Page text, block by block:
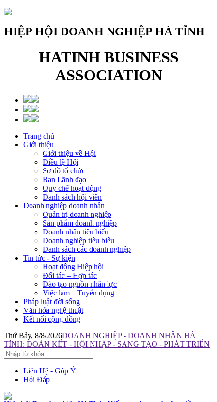
HIỆP HỘI DOANH NGHIỆP HÀ TĨNH
HATINH BUSINESS
ASSOCIATION
Trang chủ
Giới thiệu
Giới thiệu về Hội
Điều lệ Hội
Sơ đồ tổ chức
Ban Lãnh đạo
Quy chế hoạt động
Danh sách hội viên
Doanh nghiệp doanh nhân
Quản trị doanh nghiệp
Sản phẩm doanh nghiệp
Doanh nhân tiêu biểu
Doanh nghiệp tiêu biểu
Danh sách các doanh nghiệp
Tin tức - Sự kiện
Hoạt động Hiệp hội
Đối tác – Hợp tác
Đào tạo nguồn nhân lực
Việc làm – Tuyển dụng
Pháp luật đời sống
Văn hóa nghệ thuật
Kết nối cộng đồng
Thứ Bảy, 8/8/2026DOANH NGHIỆP - DOANH NHÂN HÀ
TĨNH: ĐOÀN KẾT - HỘI NHẬP - SÁNG TẠO - PHÁT TRIỂN
Liên Hệ - Góp Ý
Hỏi Đáp